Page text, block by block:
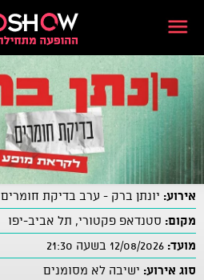
אירוע: יונתן ברק - ערב בדיקת חומרים
מקום: סטנדאפ פקטורי, תל אביב-יפו
מועד:
סוג אירוע: ישיבה לא מסומנים